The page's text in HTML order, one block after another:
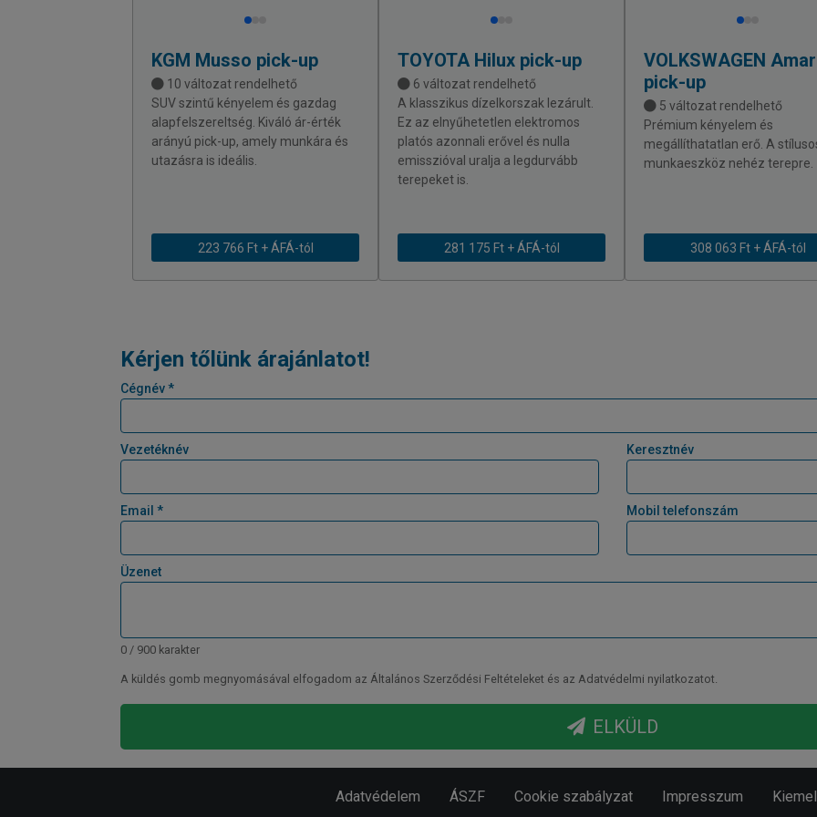
KGM Musso pick-up
10 változat rendelhető
SUV szintű kényelem és gazdag
alapfelszereltség. Kiváló ár-érték
arányú pick-up, amely munkára és
utazásra is ideális.
223 766 Ft + ÁFÁ-tól
TOYOTA Hilux pick-up
6 változat rendelhető
A klasszikus dízelkorszak lezárult.
Ez az elnyűhetetlen elektromos
platós azonnali erővel és nulla
emisszióval uralja a legdurvább
terepeket is.
281 175 Ft + ÁFÁ-tól
VOLKSWAGEN
pick-up
5 változat rendelhető
Prémium kényelem és
megállíthatatlan erő. A
munkaeszköz nehéz terepre.
308 063 Ft + ÁFÁ-tól
Kérjen tőlünk árajánlatot!
Cégnév *
Vezetéknév Keresztnév
Email * Mobil telefonszám
Üzenet
0 / 900 karakter
A küldés gomb megnyomásával elfogadom az Általános Szerződési Feltételeket és az Adatvédelmi nyilatkozatot.
ELKÜLD
Adatvédelem ÁSZF Cookie szabályzat Impresszum